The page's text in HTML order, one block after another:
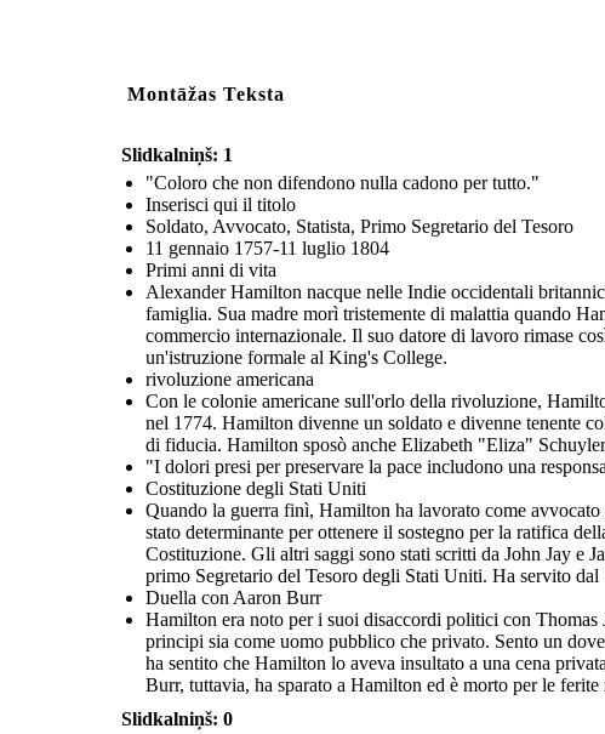
Montāžas Teksta
Slidkalniņš: 1
"Coloro che non difendono nulla cadono per tutto."
Inserisci qui il titolo
Soldato, Avvocato, Statista, Primo Segretario del Tesoro
11 gennaio 1757-11 luglio 1804
Primi anni di vita
Alexander Hamilton nacque nelle Indie occidentali
famiglia. Sua madre morì tristemente di malattia quando
commercio internazionale. Il suo datore di lavoro rimase
un'istruzione formale al King's College.
rivoluzione americana
Con le colonie americane sull'orlo della rivoluzione,
nel 1774. Hamilton divenne un soldato e divenne tenente
di fiducia. Hamilton sposò anche Elizabeth "Eliza"
"I dolori presi per preservare la pace includono una
Costituzione degli Stati Uniti
Quando la guerra finì, Hamilton ha lavorato come
stato determinante per ottenere il sostegno per la ratifica
Costituzione. Gli altri saggi sono stati scritti da John Jay e
primo Segretario del Tesoro degli Stati Uniti. Ha servito
Duella con Aaron Burr
Hamilton era noto per i suoi disaccordi politici con
principi sia come uomo pubblico che privato. Sento un
ha sentito che Hamilton lo aveva insultato a una cena
Burr, tuttavia, ha sparato a Hamilton ed è morto per le ferite
Slidkalniņš: 0